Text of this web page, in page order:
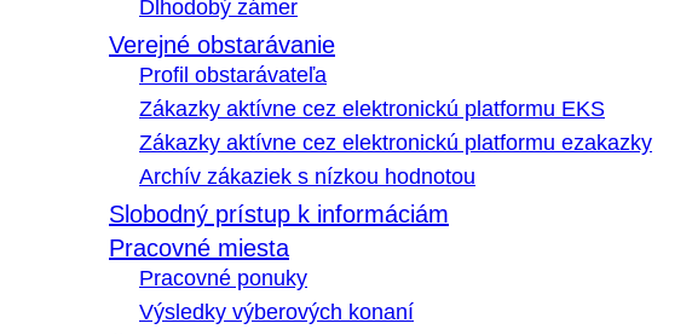
Dlhodobý zámer
Verejné obstarávanie
Profil obstarávateľa
Zákazky aktívne cez elektronickú platformu EKS
Zákazky aktívne cez elektronickú platformu ezakazky
Archív zákaziek s nízkou hodnotou
Slobodný prístup k informáciám
Pracovné miesta
Pracovné ponuky
Výsledky výberových konaní